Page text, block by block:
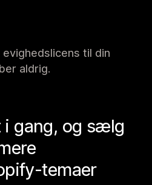
til din
aldrig.
i gang, og sælg
temaer